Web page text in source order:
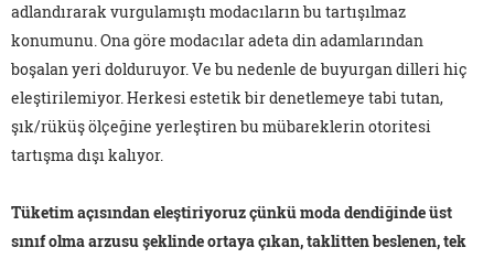
adlandırarak vurgulamıştı modacıların bu tartışılmaz
konumunu. Ona göre modacılar adeta din adamlarından
boşalan yeri dolduruyor. Ve bu nedenle de buyurgan dilleri hiç
eleştirilemiyor. Herkesi estetik bir denetlemeye tabi tutan,
şık/rüküş ölçeğine yerleştiren bu mübareklerin otoritesi
tartışma dışı kalıyor.
Tüketim açısından eleştiriyoruz çünkü moda dendiğinde üst
sınıf olma arzusu şeklinde ortaya çıkan, taklitten beslenen, tek